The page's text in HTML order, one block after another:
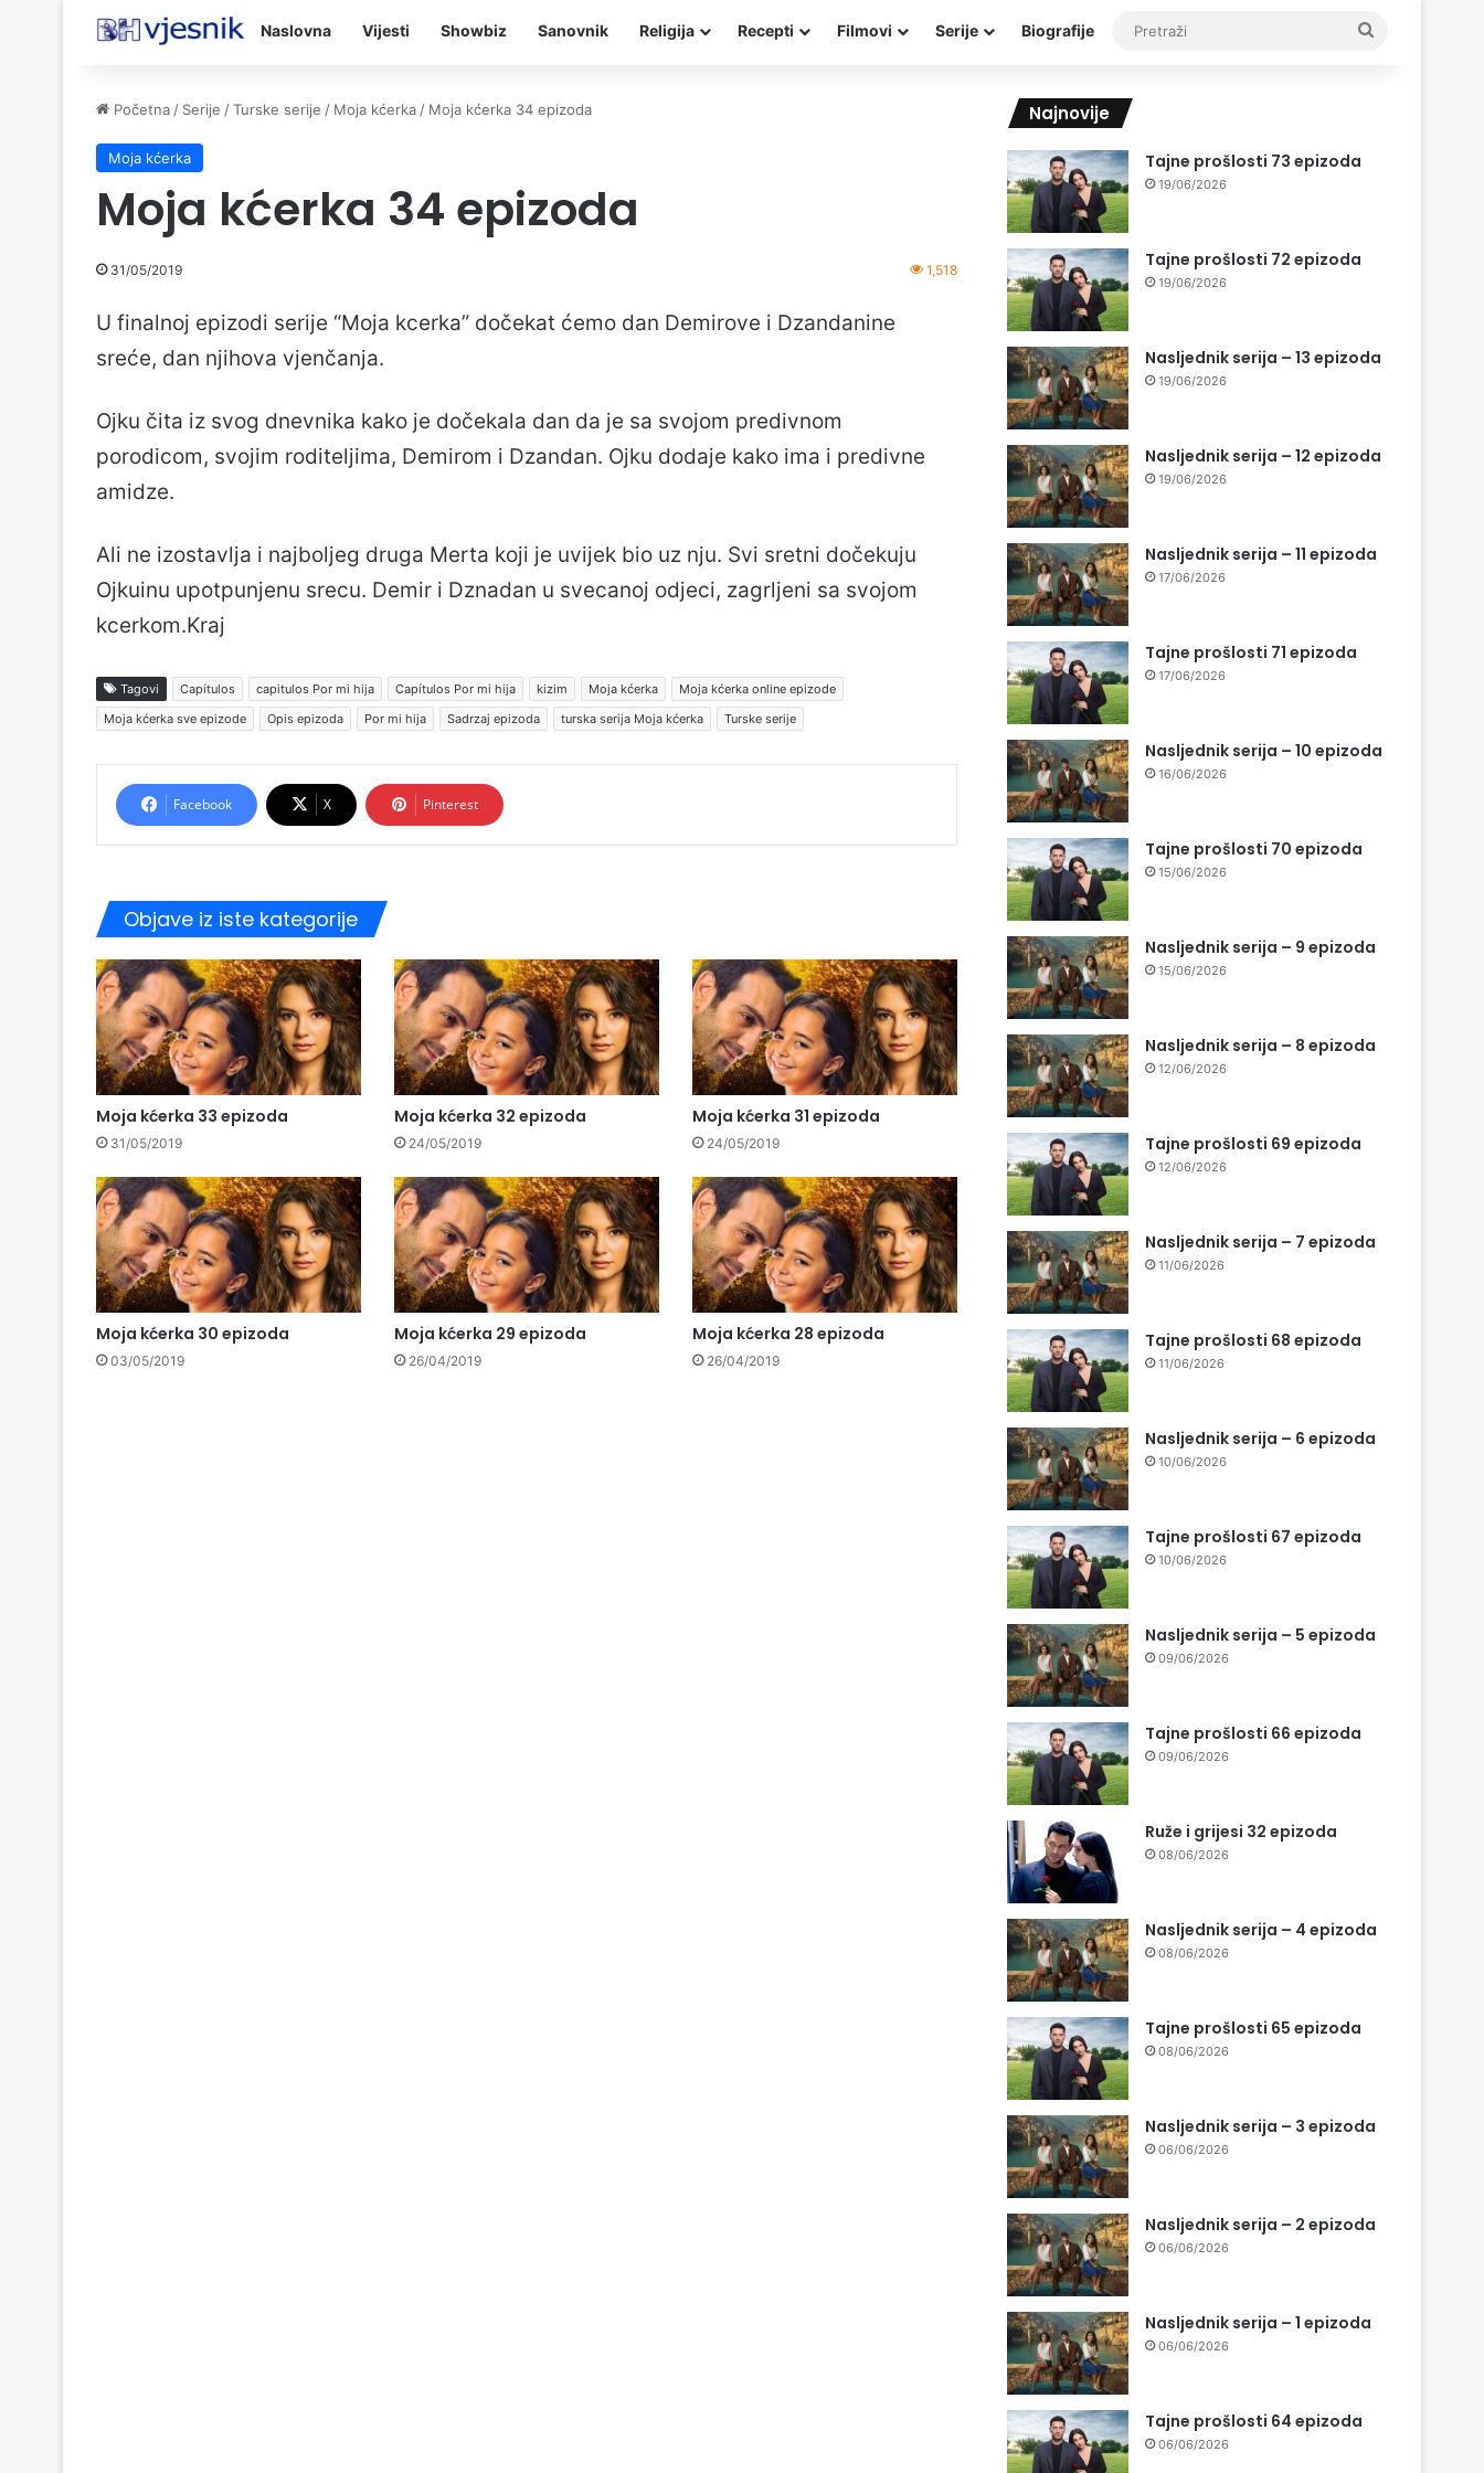
Naslovna Vijesti Showbiz Sanovnik Religija Recepti Filmovi Serije Biografije
Početna / Serije /Turske serije / Moja kćerka / Moja kćerka 34 epizoda
Moja kćerka
Moja kćerka 34 epizoda
31/05/2019 1,518
U finalnoj epizodi serije “Moja kcerka” dočekat ćemo dan Demirove i Dzandanine
sreće, dan njihova vjenčanja.
Ojku čita iz svog dnevnika kako je dočekala dan da je sa svojom predivnom
porodicom, svojim roditeljima, Demirom i Dzandan. Ojku dodaje kako ima i predivne
amidze.
Ali ne izostavlja i najboljeg druga Merta koji je uvijek bio uz nju. Svi sretni dočekuju
Ojkuinu upotpunjenu srecu. Demir i Dznadan u svecanoj odjeci, zagrljeni sa svojom
kcerkom.Kraj
Tagovi Capítulos capitulos Por mi hija Capítulos Por mi hija kizim Moja kćerka
Moja kćerka online epizode
Moja kćerka sve epizode
Opis epizoda Por mi hija Sadrzaj epizoda turska serija Moja kćerka Turske serije
Facebook X Pinterest
Objave iz iste kategorije
Moja kćerka 33 epizoda
31/05/2019
Moja kćerka 32 epizoda
24/05/2019
Moja kćerka 31 epizoda
24/05/2019
Moja kćerka 30 epizoda
03/05/2019
Moja kćerka 29 epizoda
26/04/2019
Moja kćerka 28 epizoda
26/04/2019
Najnovije
Tajne prošlosti 73 epizoda
19/06/2026
Tajne prošlosti 72 epizoda
19/06/2026
Nasljednik serija – 13 epizoda
19/06/2026
Nasljednik serija – 12 epizoda
19/06/2026
Nasljednik serija – 11 epizoda
17/06/2026
Tajne prošlosti 71 epizoda
17/06/2026
Nasljednik serija – 10 epizoda
16/06/2026
Tajne prošlosti 70 epizoda
15/06/2026
Nasljednik serija – 9 epizoda
15/06/2026
Nasljednik serija – 8 epizoda
12/06/2026
Tajne prošlosti 69 epizoda
12/06/2026
Nasljednik serija – 7 epizoda
11/06/2026
Tajne prošlosti 68 epizoda
11/06/2026
Nasljednik serija – 6 epizoda
10/06/2026
Tajne prošlosti 67 epizoda
10/06/2026
Nasljednik serija – 5 epizoda
09/06/2026
Tajne prošlosti 66 epizoda
09/06/2026
Ruže i grijesi 32 epizoda
08/06/2026
Nasljednik serija – 4 epizoda
08/06/2026
Tajne prošlosti 65 epizoda
08/06/2026
Nasljednik serija – 3 epizoda
06/06/2026
Nasljednik serija – 2 epizoda
06/06/2026
Nasljednik serija – 1 epizoda
06/06/2026
Tajne prošlosti 64 epizoda
06/06/2026